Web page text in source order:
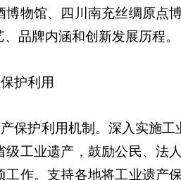
博物馆、四川南充丝绸原点
品牌内涵和创新发展历程
护利用
产保护利用机制。深入实施
级工业遗产，鼓励公民、法
工作。支持各地将工业遗产